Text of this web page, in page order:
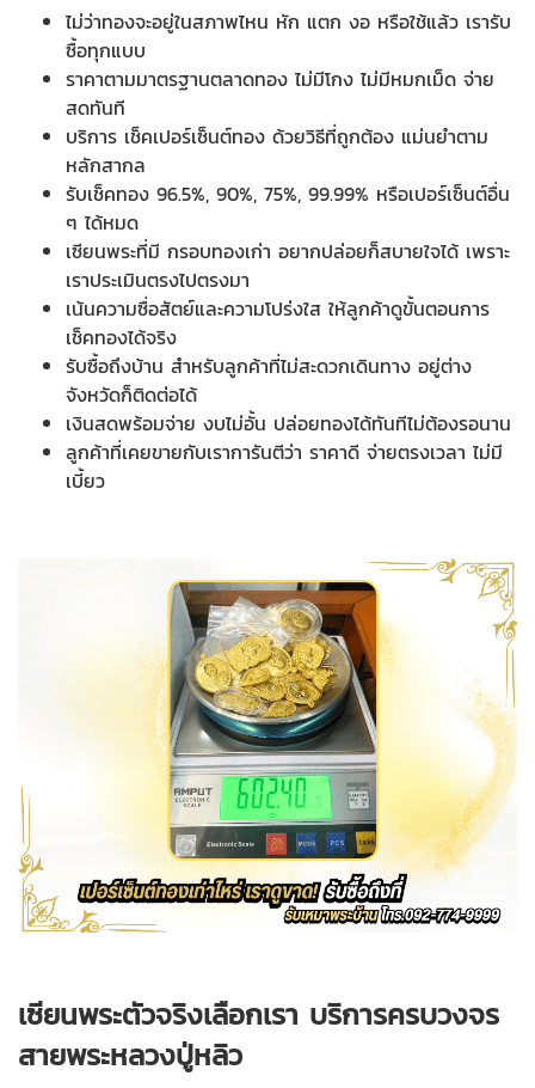
ไม่ว่าทองจะอยู่ในสภาพไหน หัก แตก งอ หรือใช้แล้ว เรารับ
ซื้อทุกแบบ
ราคาตามมาตรฐานตลาดทอง ไม่มีโกง ไม่มีหมกเม็ด จ่าย
สดทันที
บริการ เช็คเปอร์เซ็นต์ทอง ด้วยวิธีที่ถูกต้อง แม่นยำตาม
หลักสากล
รับเช็คทอง 96.5%, 90%, 75%, 99.99% หรือเปอร์เซ็นต์อื่น
ๆ ได้หมด
เซียนพระที่มี กรอบทองเก่า อยากปล่อยก็สบายใจได้ เพราะ
เราประเมินตรงไปตรงมา
เน้นความซื่อสัตย์และความโปร่งใส ให้ลูกค้าดูขั้นตอนการ
เช็คทองได้จริง
รับซื้อถึงบ้าน สำหรับลูกค้าที่ไม่สะดวกเดินทาง อยู่ต่าง
จังหวัดก็ติดต่อได้
เงินสดพร้อมจ่าย งบไม่อั้น ปล่อยทองได้ทันทีไม่ต้องรอนาน
ลูกค้าที่เคยขายกับเราการันตีว่า ราคาดี จ่ายตรงเวลา ไม่มี
เบี้ยว
เซียนพระตัวจริงเลือกเรา บริการครบวงจร
สายพระหลวงปู่หลิว